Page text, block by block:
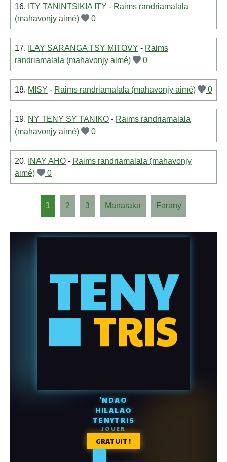
16. ITY TANINTSIKIA ITY - Raims randriamalala
(mahavonjy aimé)
0
17. ILAY SARANGA TSY MITOVY - Raims
randriamalala (mahavonjy aimé)
0
18. MISY - Raims randriamalala (mahavonjy aimé) 0
19. NY TENY SY TANIKO - Raims randriamalala
(mahavonjy aimé)
0
20. INAY AHO - Raims randriamalala (mahavonjy
aimé)
0
1 2 3 Manaraka Farany